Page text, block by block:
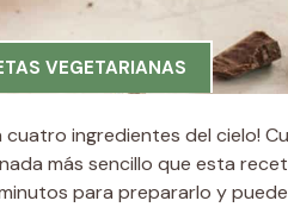
VEGETARIANAS
cuatro ingredientes del cielo!
más sencillo que esta
para prepararlo y